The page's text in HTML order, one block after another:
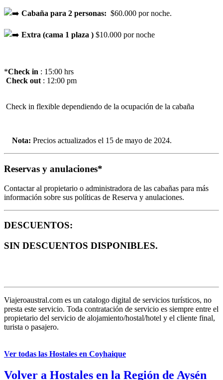
Cabaña para 2 personas: $60.000 por noche.
Extra (cama 1 plaza ) $10.000 por noche
*Check in : 15:00 hrs
Check out : 12:00 pm
Check in flexible dependiendo de la ocupación de la cabaña
Nota: Precios actualizados el 15 de mayo de 2024.
Reservas y anulaciones*
Contactar al propietario o administradora de las cabañas para más
información sobre sus políticas de Reserva y anulaciones.
DESCUENTOS:
SIN DESCUENTOS DISPONIBLES.
Viajeroaustral.com es un catalogo digital de servicios turísticos, no
presta este servicio. Toda contratación de servicio es siempre entre el
propietario del servicio de alojamiento/hostal/hotel y el cliente final,
turista o pasajero.
Ver todas las Hostales en Coyhaique
Volver a Hostales en la Región de Aysén